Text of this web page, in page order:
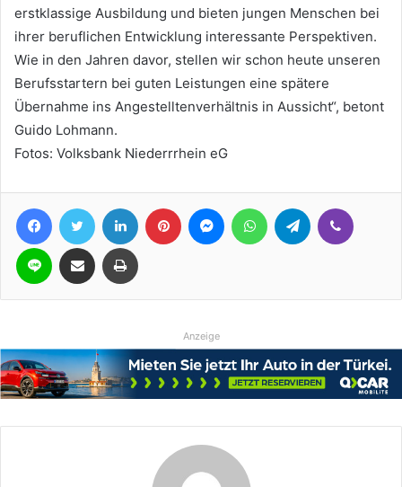
erstklassige Ausbildung und bieten jungen Menschen bei
ihrer beruflichen Entwicklung interessante Perspektiven.
Wie in den Jahren davor, stellen wir schon heute unseren
Berufsstartern bei guten Leistungen eine spätere
Übernahme ins Angestelltenverhältnis in Aussicht“, betont
Guido Lohmann.
Fotos: Volksbank Niederrrhein eG
FacebookTwitter LinkedIn Pinterest MessengerWhatsAppTelegram
Line Teile per E-Mail Drucken
Anzeige